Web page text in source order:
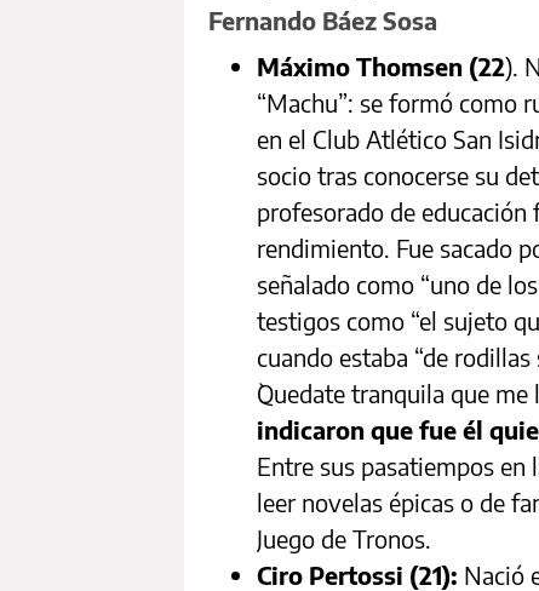
Fernando Báez Sosa
Máximo Thomsen (22).
“Machu”: se formó como
en el Club Atlético San
socio tras conocerse su
profesorado de
rendimiento. Fue sacado
señalado como “uno de
testigos como “el sujeto
cuando estaba “de
`Quedate tranquila que me
indicaron que fue él
Entre sus pasatiempos en
leer novelas épicas o de
Juego de Tronos.
Ciro Pertossi (21): Nació